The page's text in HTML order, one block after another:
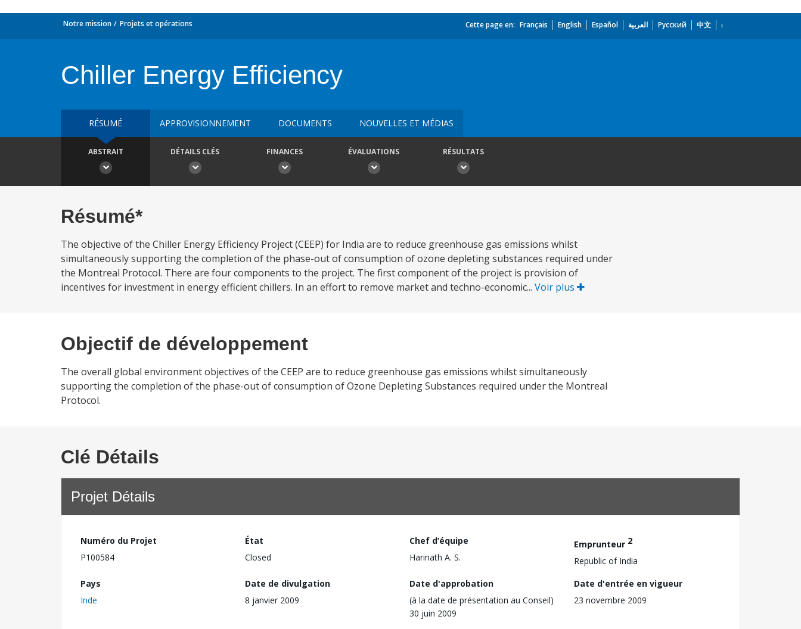
Notre mission Projets et opérations Cette page en: Français English Español العربية Русский 中文
Chiller Energy Efficiency
RÉSUMÉ APPROVISIONNEMENT DOCUMENTS NOUVELLES ET MÉDIAS
ABSTRAIT DÉTAILS CLÉS FINANCES ÉVALUATIONS RÉSULTATS
Résumé*
The objective of the Chiller Energy Efficiency Project (CEEP) for India are to reduce greenhouse gas emissions whilst
simultaneously supporting the completion of the phase-out of consumption of ozone depleting substances required under
the Montreal Protocol. There are four components to the project. The first component of the project is provision of
incentives for investment in energy efficient chillers. In an effort to remove market and techno-economic... Voir plus
Objectif de développement
The overall global environment objectives of the CEEP are to reduce greenhouse gas emissions whilst simultaneously
supporting the completion of the phase-out of consumption of Ozone Depleting Substances required under the Montreal
Protocol.
Clé Détails
Projet Détails
Numéro du Projet
P100584
État
Closed
Chef d’équipe
Harinath A. S.
Emprunteur 2
Republic of India
Pays
Inde
Date de divulgation
8 janvier 2009
Date d'approbation
(à la date de présentation au Conseil)
30 juin 2009
Date d'entrée en vigueur
23 novembre 2009